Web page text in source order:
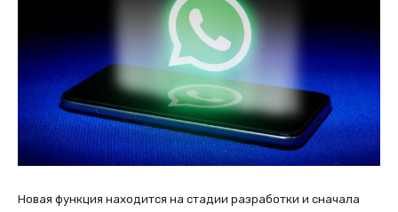
Новая функция находится на стадии разработки и сначала